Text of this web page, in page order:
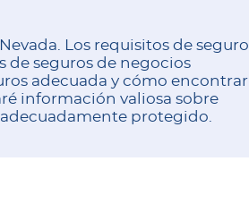
Los requisitos de seguro
de seguros de negocios
adecuada y cómo encontrar
información valiosa sobre
protegido.